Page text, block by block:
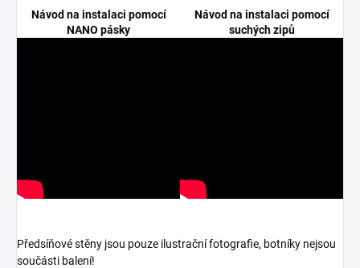
Návod na instalaci pomocí
NANO pásky
Návod na instalaci pomocí
suchých zipů
Předsíňové stěny jsou pouze ilustrační fotografie, botníky nejsou
součásti balení!